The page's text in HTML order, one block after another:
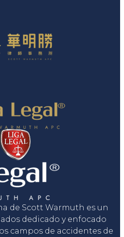
de Scott Warmuth es un
dedicado y enfocado
campos de accidentes de